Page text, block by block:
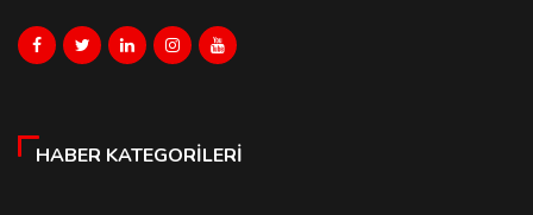
HABER KATEGORILERI